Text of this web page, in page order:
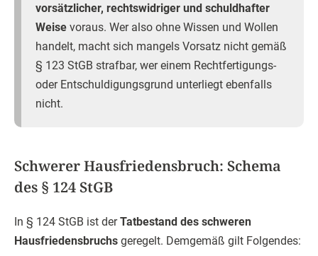
vorsätzlicher, rechtswidriger und schuldhafter
Weise voraus. Wer also ohne Wissen und Wollen
handelt, macht sich mangels Vorsatz nicht gemäß
§ 123 StGB strafbar, wer einem Rechtfertigungs-
oder Entschuldigungsgrund unterliegt ebenfalls
nicht.
Schwerer Hausfriedensbruch: Schema
des § 124 StGB
In § 124 StGB ist derTatbestand des schweren
Hausfriedensbruchs geregelt. Demgemäß gilt Folgendes: